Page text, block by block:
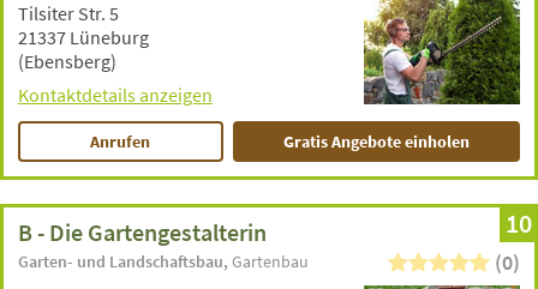
Tilsiter Str. 5
21337 Lüneburg
(Ebensberg)
Kontaktdetails anzeigen
Anrufen Gratis Angebote einholen
10
B - Die Gartengestalterin
Garten- und Landschaftsbau Gartenbau (0)